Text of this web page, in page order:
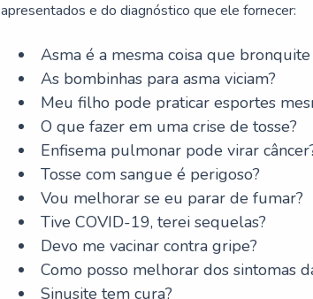
apresentados e do diagnóstico que ele fornecer:
Asma é a mesma coisa que bronquite
As bombinhas para asma viciam?
Meu filho pode praticar esportes
O que fazer em uma crise de tosse?
Enfisema pulmonar pode virar
Tosse com sangue é perigoso?
Vou melhorar se eu parar de fumar?
Tive COVID-19, terei sequelas?
Devo me vacinar contra gripe?
Como posso melhorar dos sintomas
Sinusite tem cura?